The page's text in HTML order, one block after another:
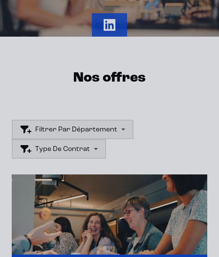
Nos offres
Filtrer Par Département
Type De Contrat